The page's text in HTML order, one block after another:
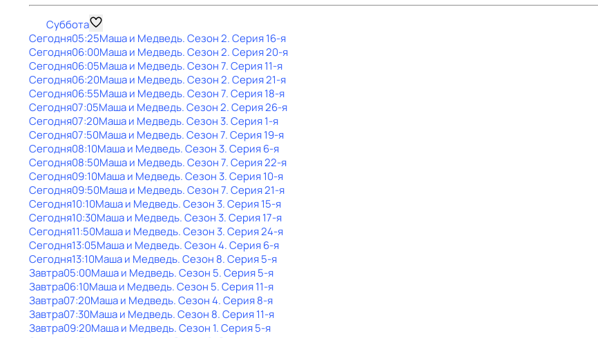
Суббота
Сегодня05:25Маша и Медведь. Сезон 2. Серия 16-я
Сегодня06:00Маша и Медведь. Сезон 2. Серия 20-я
Сегодня06:05Маша и Медведь. Сезон 7. Серия 11-я
Сегодня06:20Маша и Медведь. Сезон 2. Серия 21-я
Сегодня06:55Маша и Медведь. Сезон 7. Серия 18-я
Сегодня07:05Маша и Медведь. Сезон 2. Серия 26-я
Сегодня07:20Маша и Медведь. Сезон 3. Серия 1-я
Сегодня07:50Маша и Медведь. Сезон 7. Серия 19-я
Сегодня08:10Маша и Медведь. Сезон 3. Серия 6-я
Сегодня08:50Маша и Медведь. Сезон 7. Серия 22-я
Сегодня09:10Маша и Медведь. Сезон 3. Серия 10-я
Сегодня09:50Маша и Медведь. Сезон 7. Серия 21-я
Сегодня10:10Маша и Медведь. Сезон 3. Серия 15-я
Сегодня10:30Маша и Медведь. Сезон 3. Серия 17-я
Сегодня11:50Маша и Медведь. Сезон 3. Серия 24-я
Сегодня13:05Маша и Медведь. Сезон 4. Серия 6-я
Сегодня13:10Маша и Медведь. Сезон 8. Серия 5-я
Завтра05:00Маша и Медведь. Сезон 5. Серия 5-я
Завтра06:10Маша и Медведь. Сезон 5. Серия 11-я
Завтра07:20Маша и Медведь. Сезон 4. Серия 8-я
Завтра07:30Маша и Медведь. Сезон 8. Серия 11-я
Завтра09:20Маша и Медведь. Сезон 1. Серия 5-я